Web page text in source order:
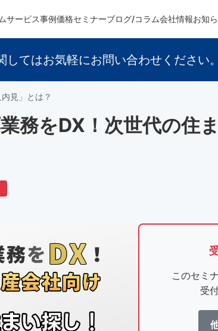
サービス事例価格セミナーブログ/コラム会社情報お知
してはお気軽にお問い合わせください。
見」とは？
務をDX！次世代の住
このセミ
受